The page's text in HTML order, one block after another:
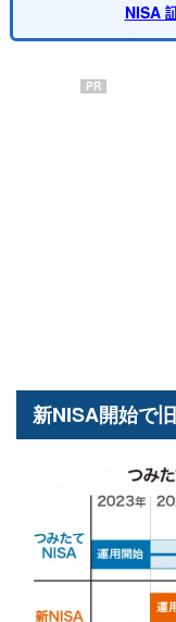
NISA
PR
新NISA開始で